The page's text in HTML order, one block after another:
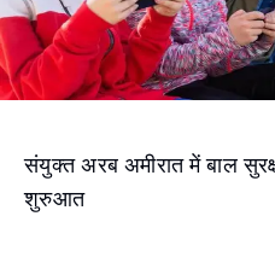
संयुक्त अरब अमीरात में बाल
शुरुआत